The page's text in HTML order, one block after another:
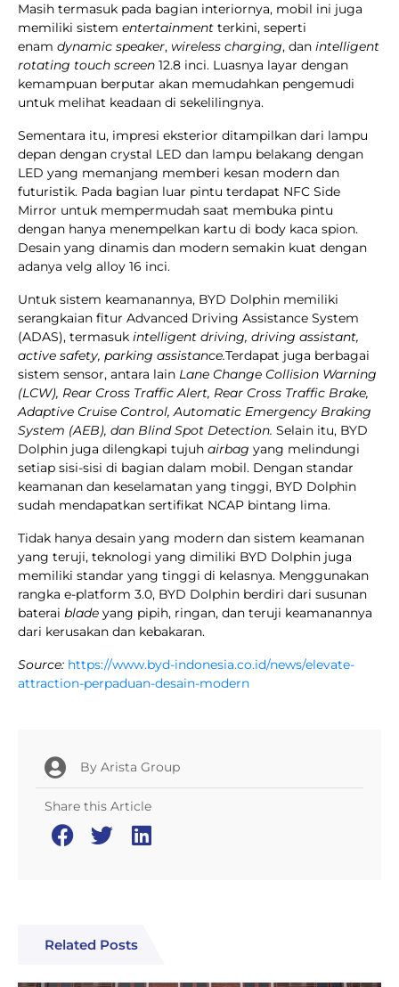
Masih termasuk pada bagian interiornya, mobil ini juga
memiliki sistem entertainment terkini, seperti
enam dynamic speaker, wireless charging, dan intelligent
rotating touch screen 12.8 inci. Luasnya layar dengan
kemampuan berputar akan memudahkan pengemudi
untuk melihat keadaan di sekelilingnya.
Sementara itu, impresi eksterior ditampilkan dari lampu
depan dengan crystal LED dan lampu belakang dengan
LED yang memanjang memberi kesan modern dan
futuristik. Pada bagian luar pintu terdapat NFC Side
Mirror untuk mempermudah saat membuka pintu
dengan hanya menempelkan kartu di body kaca spion.
Desain yang dinamis dan modern semakin kuat dengan
adanya velg alloy 16 inci.
Untuk sistem keamanannya, BYD Dolphin memiliki
serangkaian fitur Advanced Driving Assistance System
(ADAS), termasuk intelligent driving, driving assistant,
active safety, parking assistance.Terdapat juga berbagai
sistem sensor, antara lain Lane Change Collision Warning
(LCW), Rear Cross Traffic Alert, Rear Cross Traffic Brake,
Adaptive Cruise Control, Automatic Emergency Braking
System (AEB), dan Blind Spot Detection. Selain itu, BYD
Dolphin juga dilengkapi tujuh airbag yang melindungi
setiap sisi-sisi di bagian dalam mobil. Dengan standar
keamanan dan keselamatan yang tinggi, BYD Dolphin
sudah mendapatkan sertifikat NCAP bintang lima.
Tidak hanya desain yang modern dan sistem keamanan
yang teruji, teknologi yang dimiliki BYD Dolphin juga
memiliki standar yang tinggi di kelasnya. Menggunakan
rangka e-platform 3.0, BYD Dolphin berdiri dari susunan
baterai blade yang pipih, ringan, dan teruji keamanannya
dari kerusakan dan kebakaran.
Source: https://www.byd-indonesia.co.id/news/elevate-
attraction-perpaduan-desain-modern
By Arista Group
Share this Article
Related Posts